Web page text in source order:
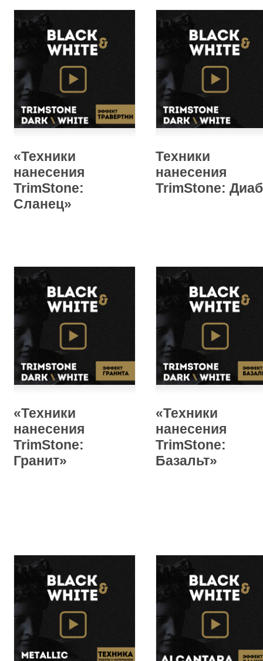
«Техники
нанесения
TrimStone:
Сланец»
Техники
нанесения
TrimStone:
«Техники
нанесения
TrimStone:
Гранит»
«Техники
нанесения
TrimStone:
Базальт»